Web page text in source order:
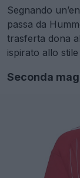
Segnando
passa da
trasferta dona
ispirato allo
Seconda